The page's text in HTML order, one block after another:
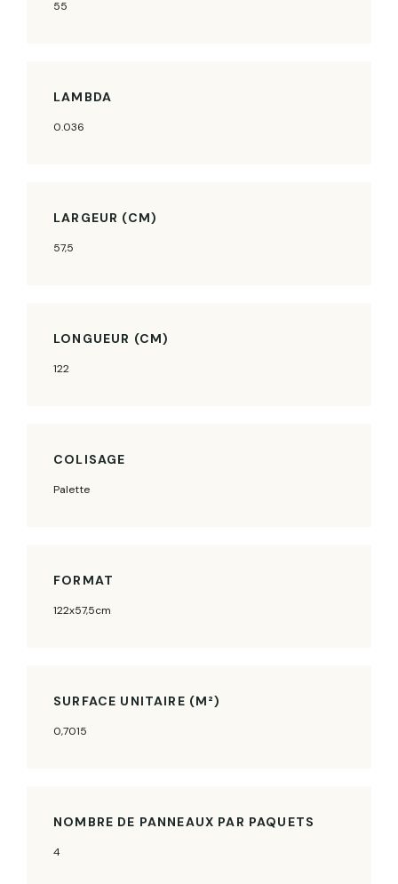
55
LAMBDA
0.036
LARGEUR (CM)
57,5
LONGUEUR (CM)
122
COLISAGE
Palette
FORMAT
122x57,5cm
SURFACE UNITAIRE (M²)
0,7015
NOMBRE DE PANNEAUX PAR PAQUETS
4